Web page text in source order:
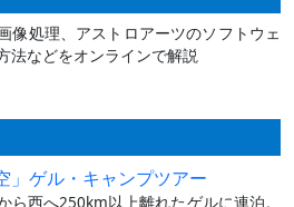
像処理、アストロアーツのソフトウェ
法などをオンラインで解説
」ゲル・キャンプツアー
ら西へ250km以上離れたゲルに連泊。